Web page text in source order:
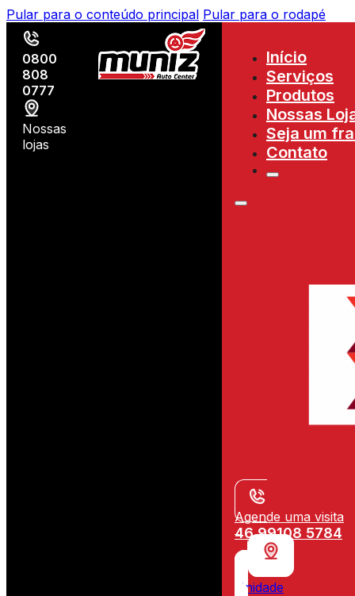
Pular para o conteúdo principal Pular para o rodapé
0800
808
0777
Nossas
lojas
Início
Serviços
Produtos
Nossas
Seja um
Contato
Agende uma visita
46 99108 5784
Unidade